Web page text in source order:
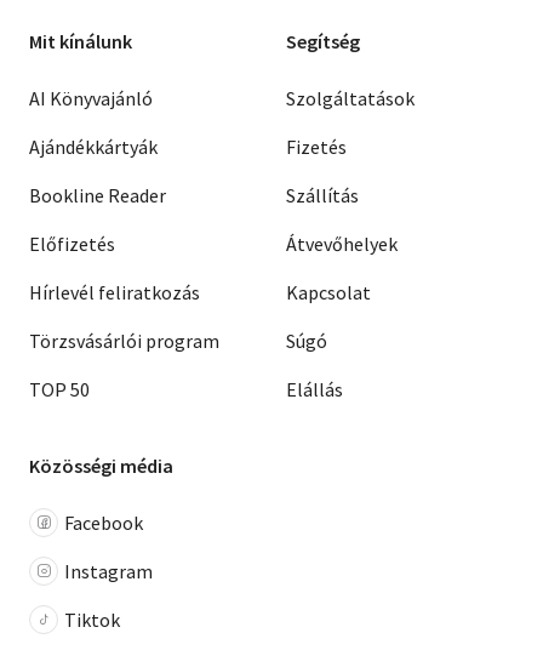
Mit kínálunk
AI Könyvajánló
Ajándékkártyák
Bookline Reader
Előfizetés
Hírlevél feliratkozás
Törzsvásárlói program
TOP 50
Segítség
Szolgáltatások
Fizetés
Szállítás
Átvevőhelyek
Kapcsolat
Súgó
Elállás
Közösségi média
Facebook
Instagram
Tiktok